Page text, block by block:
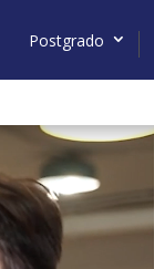
Postgrado